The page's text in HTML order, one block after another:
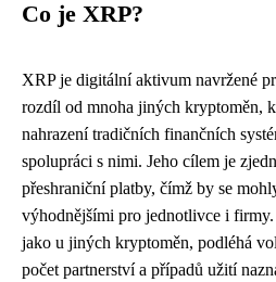
Co je XRP?
XRP je digitální aktivum navržené
rozdíl od mnoha jiných kryptoměn,
nahrazení tradičních finančních
spolupráci s nimi. Jeho cílem je
přeshraniční platby, čímž by se
výhodnějšími pro jednotlivce i firmy.
jako u jiných kryptoměn, podléhá
počet partnerství a případů užití